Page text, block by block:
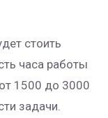
стоить
часа работы
1500 до 3000
задачи.